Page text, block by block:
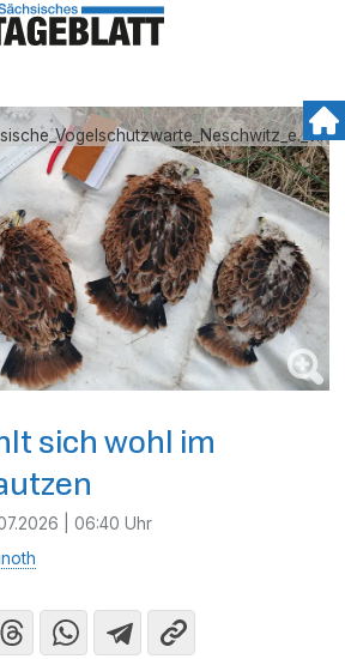
sich wohl im
| 06:40 Uhr